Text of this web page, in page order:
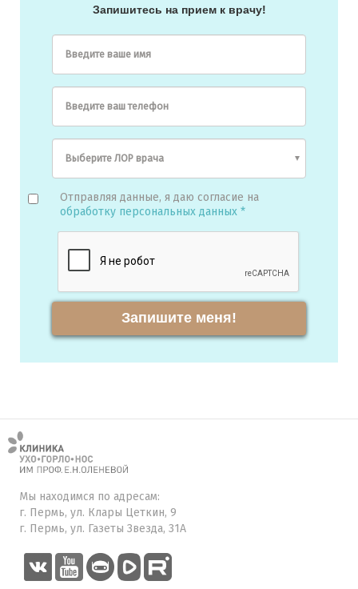
Запишитесь на прием к врачу!
Введите ваше имя
Введите ваш телефон
Отправляя данные, я даю согласие на
обработку персональных данных *
Запишите меня!
Мы находимся по адресам:
г. Пермь, ул. Клары Цеткин, 9
г. Пермь, ул. Газеты Звезда, 31А